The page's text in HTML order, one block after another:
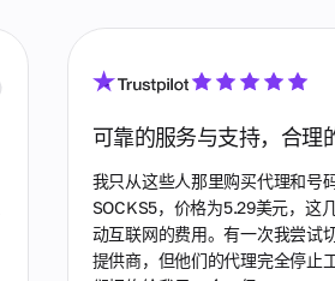
可靠的服务与支持，合理
我只从这些人那里购买代理和号
SOCKS5，价格为5.29美元，这
动互联网的费用。有一次我尝试
提供商，但他们的代理完全停止